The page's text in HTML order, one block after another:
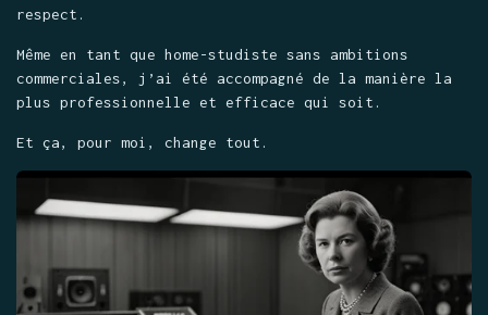
respect.
Même en tant que home-studiste sans ambitions
commerciales, j’ai été accompagné de la manière la
plus professionnelle et efficace qui soit.
Et ça, pour moi, change tout.